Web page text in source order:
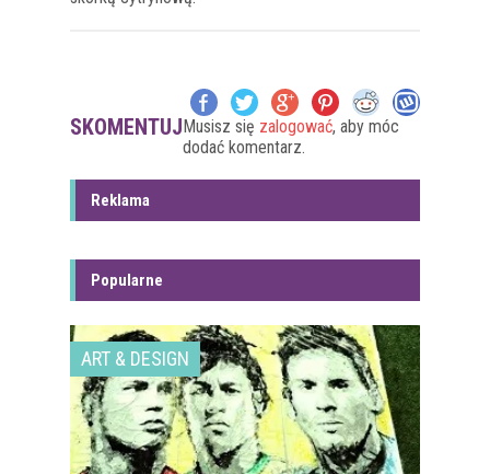
SKOMENTUJMusisz się zalogować, aby móc
dodać komentarz.
Reklama
Popularne
ART & DESIGN